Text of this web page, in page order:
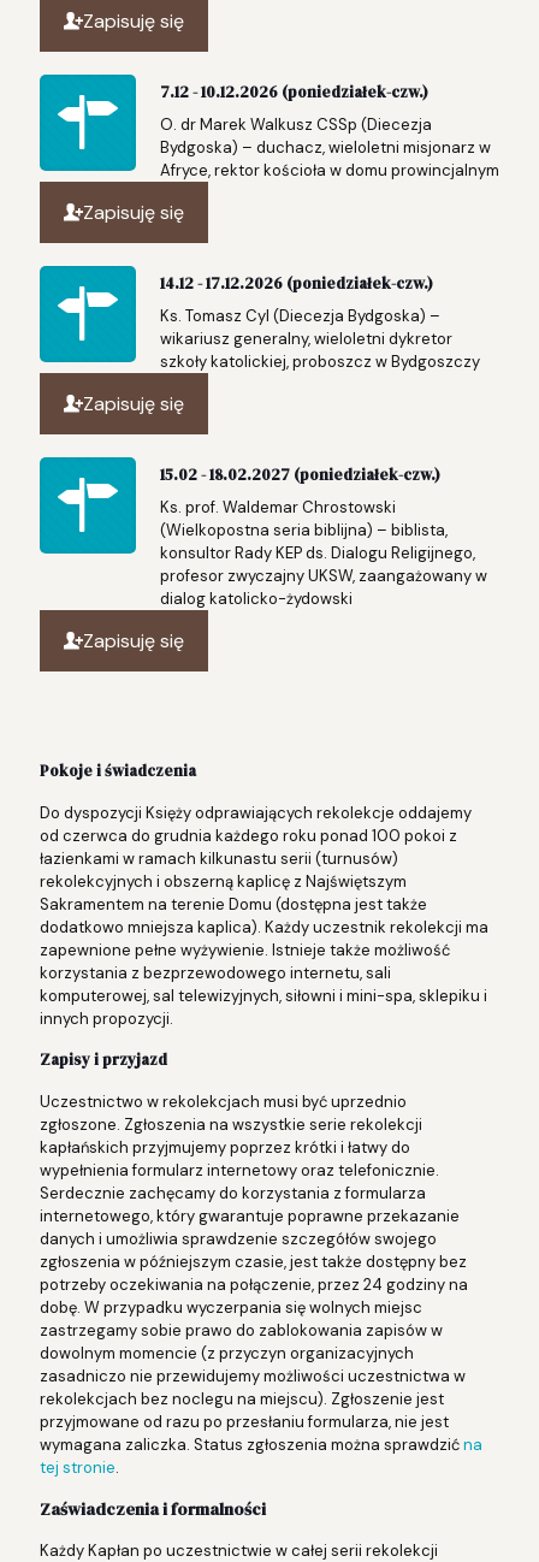
Zapisuję się
7.12 - 10.12.2026 (poniedziałek-czw.)
O. dr Marek Walkusz CSSp (Diecezja
Bydgoska) – duchacz, wieloletni misjonarz w
Afryce, rektor kościoła w domu prowincjalnym
Zapisuję się
14.12 - 17.12.2026 (poniedziałek-czw.)
Ks. Tomasz Cyl (Diecezja Bydgoska) –
wikariusz generalny, wieloletni dykretor
szkoły katolickiej, proboszcz w Bydgoszczy
Zapisuję się
15.02 - 18.02.2027 (poniedziałek-czw.)
Ks. prof. Waldemar Chrostowski
(Wielkopostna seria biblijna) – biblista,
konsultor Rady KEP ds. Dialogu Religijnego,
profesor zwyczajny UKSW, zaangażowany w
dialog katolicko-żydowski
Zapisuję się
Pokoje i świadczenia
Do dyspozycji Księży odprawiających rekolekcje oddajemy
od czerwca do grudnia każdego roku ponad 100 pokoi z
łazienkami w ramach kilkunastu serii (turnusów)
rekolekcyjnych i obszerną kaplicę z Najświętszym
Sakramentem na terenie Domu (dostępna jest także
dodatkowo mniejsza kaplica). Każdy uczestnik rekolekcji ma
zapewnione pełne wyżywienie. Istnieje także możliwość
korzystania z bezprzewodowego internetu, sali
komputerowej, sal telewizyjnych, siłowni i mini-spa, sklepiku i
innych propozycji.
Zapisy i przyjazd
Uczestnictwo w rekolekcjach musi być uprzednio
zgłoszone. Zgłoszenia na wszystkie serie rekolekcji
kapłańskich przyjmujemy poprzez krótki i łatwy do
wypełnienia formularz internetowy oraz telefonicznie.
Serdecznie zachęcamy do korzystania z formularza
internetowego, który gwarantuje poprawne przekazanie
danych i umożliwia sprawdzenie szczegółów swojego
zgłoszenia w późniejszym czasie, jest także dostępny bez
potrzeby oczekiwania na połączenie, przez 24 godziny na
dobę. W przypadku wyczerpania się wolnych miejsc
zastrzegamy sobie prawo do zablokowania zapisów w
dowolnym momencie (z przyczyn organizacyjnych
zasadniczo nie przewidujemy możliwości uczestnictwa w
rekolekcjach bez noclegu na miejscu). Zgłoszenie jest
przyjmowane od razu po przesłaniu formularza, nie jest
wymagana zaliczka. Status zgłoszenia można sprawdzićna
tej stronie.
Zaświadczenia i formalności
Każdy Kapłan po uczestnictwie w całej serii rekolekcji